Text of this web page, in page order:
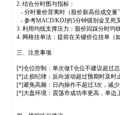
2. 结合分时图与指标：
- 分时量价背离时（股价新高但成交量
- 参考MACD/KDJ的5分钟级别金叉死
3. 利用均线支撑压力：股价回踩分时均
4. 网格挂单法：提前在关键价位挂单（
三、注意事项
[*]仓位控制：单次做T仓位不建议超过
[*]止损纪律：反向波动超过预期时及时
[*]避免高频：日内操作不超过3次，减
[*]大盘环境：震荡市成功率更高，单边